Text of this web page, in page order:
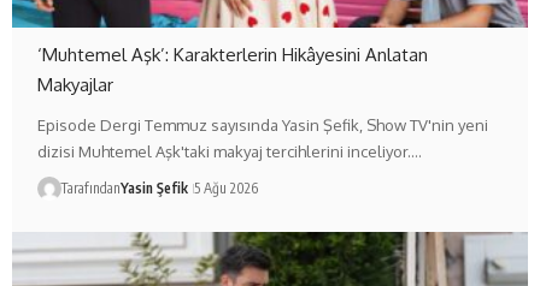
‘Muhtemel Aşk’: Karakterlerin Hikâyesini Anlatan
Makyajlar
Episode Dergi Temmuz sayısında Yasin Şefik, Show TV'nin yeni
dizisi Muhtemel Aşk'taki makyaj tercihlerini inceliyor.…
TarafındanYasin Şefik 5 Ağu 2026